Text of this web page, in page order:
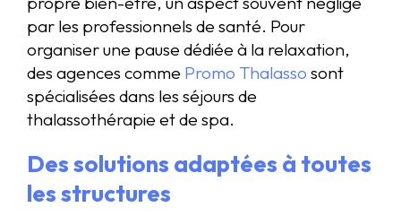
par les professionnels de santé. Pour
organiser une pause dédiée à la relaxation,
des agences comme Promo Thalasso sont
spécialisées dans les séjours de
thalassothérapie et de spa.
Des solutions adaptées à toutes
les structures